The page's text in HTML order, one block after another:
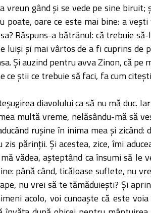
vreun gând şi se vede pe sine
poate, oare ce este mai bine: a
Răspuns-a bătrânul: că trebuie
luişi şi mai vârtos de a fi cuprins de
Şi auzind pentru avva Zinon, că pe
ştii ce trebuie să faci, fa cum
diavolului ca să nu mă duc.
multă vreme, nelăsându-mă să
ruşine în inima mea şi zicând:
părinţii. Şi acestea, zice, îmi
vădea, aşteptând ca însumi să le
până când, ticăloase suflete, nu
nu vrei să te tămăduieşti? Şi
acolo, voi cunoaşte că este